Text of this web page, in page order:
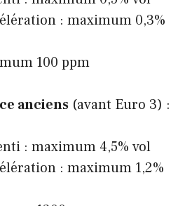
: maximum 0,3%
100 ppm
anciens (avant Euro 3) :
: maximum 4,5% vol
: maximum 1,2%